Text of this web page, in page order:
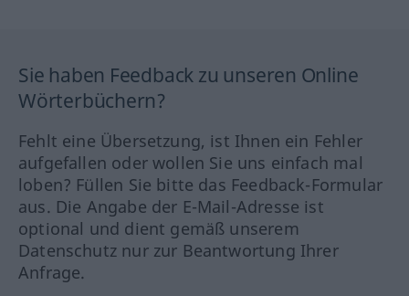
Sie haben Feedback zu unseren Online
Wörterbüchern?
Fehlt eine Übersetzung, ist Ihnen ein Fehler
aufgefallen oder wollen Sie uns einfach mal
loben? Füllen Sie bitte das Feedback-Formular
aus. Die Angabe der E-Mail-Adresse ist
optional und dient gemäß unserem
Datenschutz nur zur Beantwortung Ihrer
Anfrage.